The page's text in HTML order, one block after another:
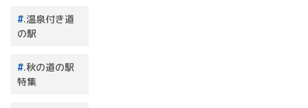
.温泉付き道
の駅
.秋の道の駅
特集